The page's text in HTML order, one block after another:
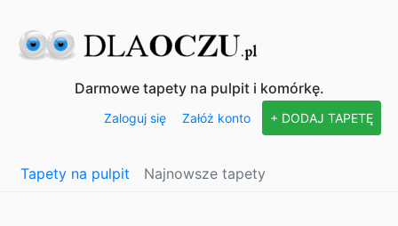
Darmowe tapety na pulpit i komórkę.
Zaloguj się Załóż konto + DODAJ TAPETĘ
Tapety na pulpit Najnowsze tapety